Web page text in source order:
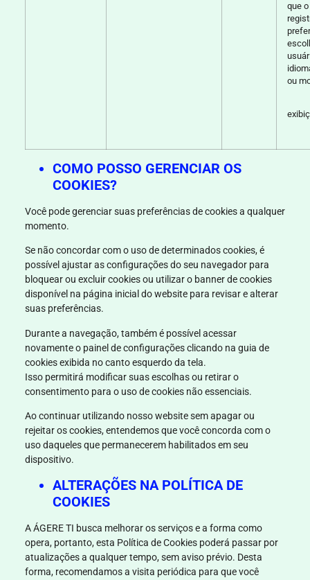
que
ou
COMO POSSO GERENCIAR OS
COOKIES?
Você pode gerenciar suas preferências de cookies a qualquer
momento.
Se não concordar com o uso de determinados cookies, é
possível ajustar as configurações do seu navegador para
bloquear ou excluir cookies ou utilizar o banner de cookies
disponível na página inicial do website para revisar e alterar
suas preferências.
Durante a navegação, também é possível acessar
novamente o painel de configurações clicando na guia de
cookies exibida no canto esquerdo da tela.
Isso permitirá modificar suas escolhas ou retirar o
consentimento para o uso de cookies não essenciais.
Ao continuar utilizando nosso website sem apagar ou
rejeitar os cookies, entendemos que você concorda com o
uso daqueles que permanecerem habilitados em seu
dispositivo.
ALTERAÇÕES NA POLÍTICA DE
COOKIES
AÁGERE TI busca melhorar os serviços e a forma como
opera, portanto, esta Política de Cookies poderá passar por
atualizações a qualquer tempo, sem aviso prévio. Desta
forma, recomendamos a visita periódica para que você